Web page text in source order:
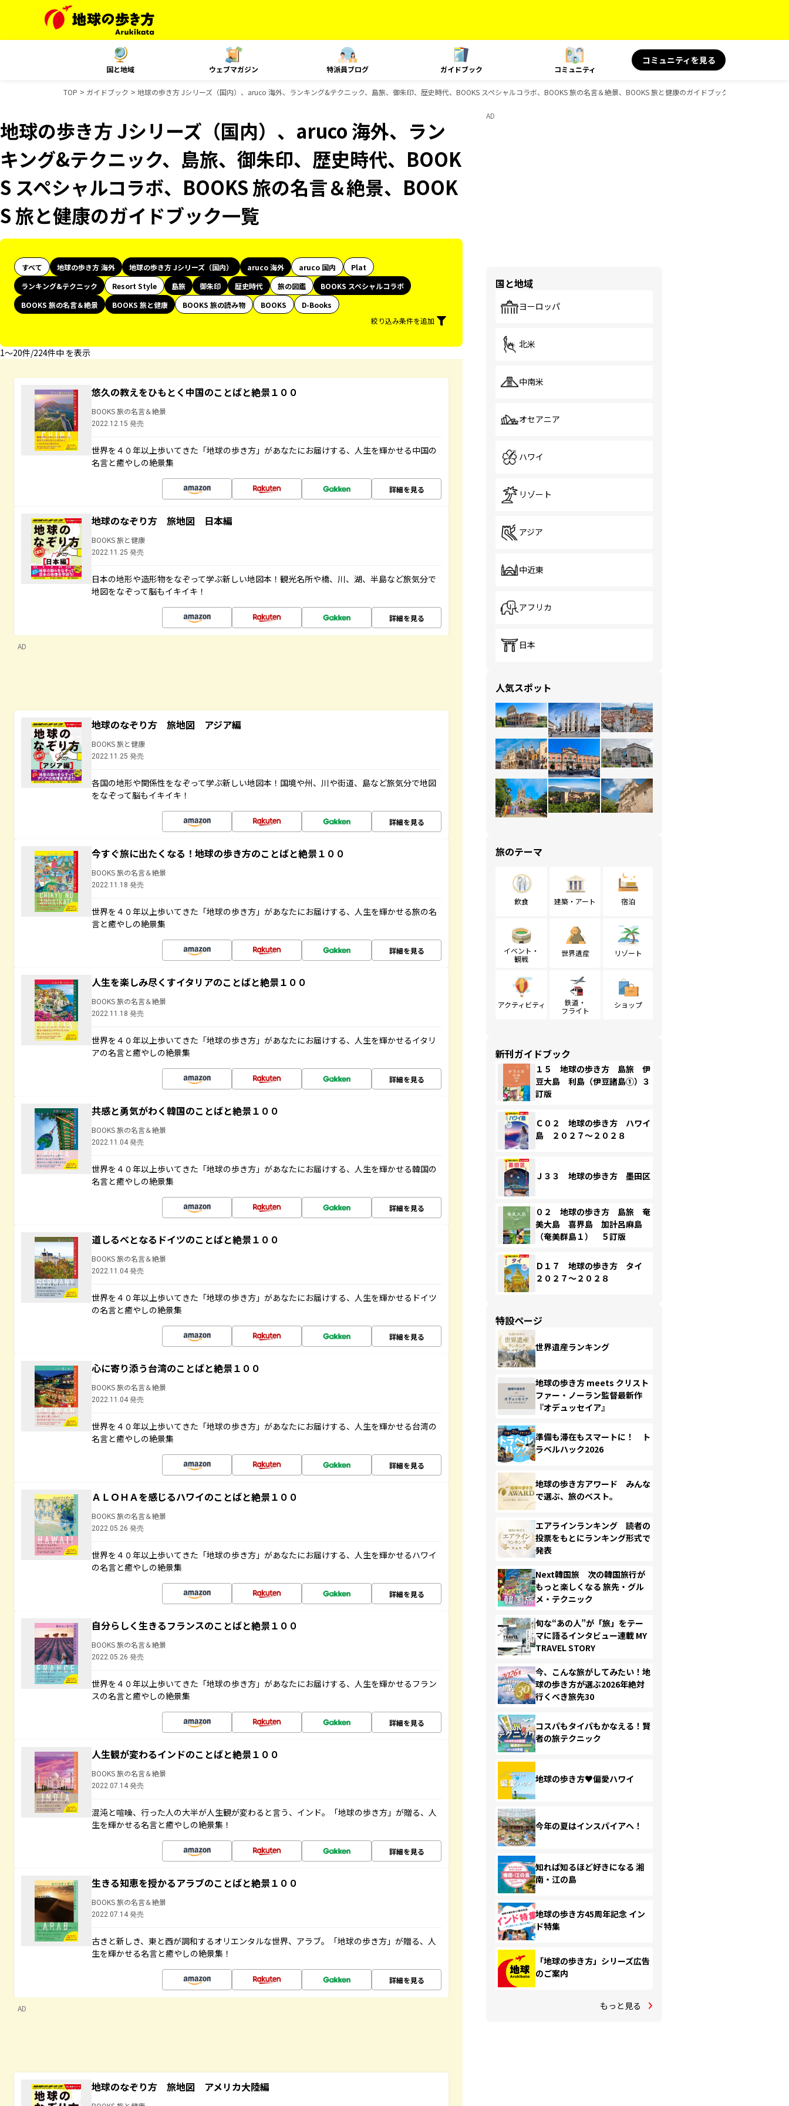
国と地域 ウェブマガジン 特派員ブログ ガイドブック コミュニティ
コミュニティを見る
TOP ガイドブック 地球の歩き方 Jシリーズ（国内）、aruco 海外、ランキング&テクニック、島旅、御朱印、歴史時代、BOOKS スペシャルコラボ、BOOKS 旅の名言＆絶景、BOOKS 旅と健康のガイドブック一覧
地球の歩き方 Jシリーズ（国内）、aruco 海外、ラン
キング&テクニック、島旅、御朱印、歴史時代、BOOK
S スペシャルコラボ、BOOKS 旅の名言＆絶景、BOOK
S 旅と健康のガイドブック一覧
すべて 地球の歩き方 海外 地球の歩き方 Jシリーズ（国内） aruco 海外 aruco 国内
Plat
ランキング&テクニック
Resort Style 島旅 御朱印 歴史時代 旅の図鑑
BOOKS スペシャルコラボ
BOOKS 旅の名言＆絶景
BOOKS 旅と健康 BOOKS 旅の読み物 BOOKS
D-Books
絞り込み条件を追加
1〜20件/224件中 を表示
悠久の教えをひもとく中国のことばと絶景１００
BOOKS 旅の名言＆絶景
2022.12.15 発売
世界を４０年以上歩いてきた「地球の歩き方」があなたにお届けする、人生を輝かせる中国の
名言と癒やしの絶景集
詳細を見る
地球のなぞり方 旅地図 日本編
BOOKS 旅と健康
2022.11.25 発売
日本の地形や造形物をなぞって学ぶ新しい地図本！観光名所や橋、川、湖、半島など旅気分で
地図をなぞって脳もイキイキ！
詳細を見る
AD
地球のなぞり方 旅地図 アジア編
BOOKS 旅と健康
2022.11.25 発売
各国の地形や関係性をなぞって学ぶ新しい地図本！国境や州、川や街道、島など旅気分で地図
をなぞって脳もイキイキ！
詳細を見る
今すぐ旅に出たくなる！地球の歩き方のことばと絶景１００
BOOKS 旅の名言＆絶景
2022.11.18 発売
世界を４０年以上歩いてきた「地球の歩き方」があなたにお届けする、人生を輝かせる旅の名
言と癒やしの絶景集
詳細を見る
人生を楽しみ尽くすイタリアのことばと絶景１００
BOOKS 旅の名言＆絶景
2022.11.18 発売
世界を４０年以上歩いてきた「地球の歩き方」があなたにお届けする、人生を輝かせるイタリ
アの名言と癒やしの絶景集
詳細を見る
共感と勇気がわく韓国のことばと絶景１００
BOOKS 旅の名言＆絶景
2022.11.04 発売
世界を４０年以上歩いてきた「地球の歩き方」があなたにお届けする、人生を輝かせる韓国の
名言と癒やしの絶景集
詳細を見る
道しるべとなるドイツのことばと絶景１００
BOOKS 旅の名言＆絶景
2022.11.04 発売
世界を４０年以上歩いてきた「地球の歩き方」があなたにお届けする、人生を輝かせるドイツ
の名言と癒やしの絶景集
詳細を見る
心に寄り添う台湾のことばと絶景１００
BOOKS 旅の名言＆絶景
2022.11.04 発売
世界を４０年以上歩いてきた「地球の歩き方」があなたにお届けする、人生を輝かせる台湾の
名言と癒やしの絶景集
詳細を見る
ＡＬＯＨＡを感じるハワイのことばと絶景１００
BOOKS 旅の名言＆絶景
2022.05.26 発売
世界を４０年以上歩いてきた「地球の歩き方」があなたにお届けする、人生を輝かせるハワイ
の名言と癒やしの絶景集
詳細を見る
自分らしく生きるフランスのことばと絶景１００
BOOKS 旅の名言＆絶景
2022.05.26 発売
世界を４０年以上歩いてきた「地球の歩き方」があなたにお届けする、人生を輝かせるフラン
スの名言と癒やしの絶景集
詳細を見る
人生観が変わるインドのことばと絶景１００
BOOKS 旅の名言＆絶景
2022.07.14 発売
混沌と喧噪、行った人の大半が人生観が変わると言う、インド。「地球の歩き方」が贈る、人
生を輝かせる名言と癒やしの絶景集！
詳細を見る
生きる知恵を授かるアラブのことばと絶景１００
BOOKS 旅の名言＆絶景
2022.07.14 発売
古きと新しき、東と西が調和するオリエンタルな世界、アラブ。「地球の歩き方」が贈る、人
生を輝かせる名言と癒やしの絶景集！
詳細を見る
AD
地球のなぞり方 旅地図 アメリカ大陸編
AD
国と地域
ヨーロッパ
北米
中南米
オセアニア
ハワイ
リゾート
アジア
中近東
アフリカ
日本
人気スポット
旅のテーマ
飲食 建築・アート 宿泊
イベント・
観戦
世界遺産 リゾート
アクティビティ
鉄道・
フライト
ショップ
新刊ガイドブック
１５ 地球の歩き方 島旅 伊
豆大島 利島（伊豆諸島①）３
訂版
Ｃ０２ 地球の歩き方 ハワイ
島 ２０２７～２０２８
Ｊ３３ 地球の歩き方 墨田区
０２ 地球の歩き方 島旅 奄
美大島 喜界島 加計呂麻島
（奄美群島１） ５訂版
Ｄ１７ 地球の歩き方 タイ
２０２７～２０２８
特設ページ
世界遺産ランキング
地球の歩き方 meets クリスト
ファー・ノーラン監督最新作
『オデュッセイア』
準備も滞在もスマートに！ ト
ラベルハック2026
地球の歩き方アワード みんな
で選ぶ、旅のベスト。
エアラインランキング 読者の
投票をもとにランキング形式で
発表
Next韓国旅 次の韓国旅行が
もっと楽しくなる 旅先・グル
メ・テクニック
旬な“あの人”が「旅」をテー
マに語るインタビュー連載 MY
TRAVEL STORY
今、こんな旅がしてみたい！地
球の歩き方が選ぶ2026年絶対
行くべき旅先30
コスパもタイパもかなえる！賢
者の旅テクニック
地球の歩き方♥偏愛ハワイ
今年の夏はインスパイアへ！
知れば知るほど好きになる 湘
南・江の島
地球の歩き方45周年記念 イン
ド特集
「地球の歩き方」シリーズ広告
のご案内
もっと見る